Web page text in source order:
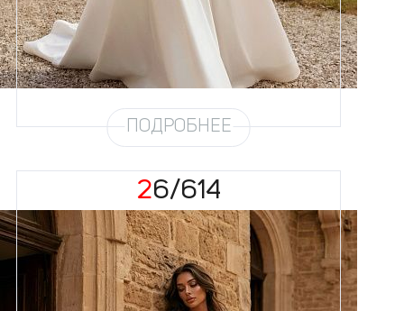
Кружево
Жемчуг
Юбка
Атлас плотный 4,5 метра +
Шлейф
Возможен
ПОДРОБНЕЕ
26/614